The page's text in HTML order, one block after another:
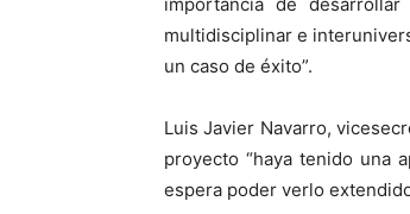
importancia de
multidisciplinar e
un caso de éxito”.
Luis Javier Navarro,
proyecto “haya tenido una
espera poder verlo